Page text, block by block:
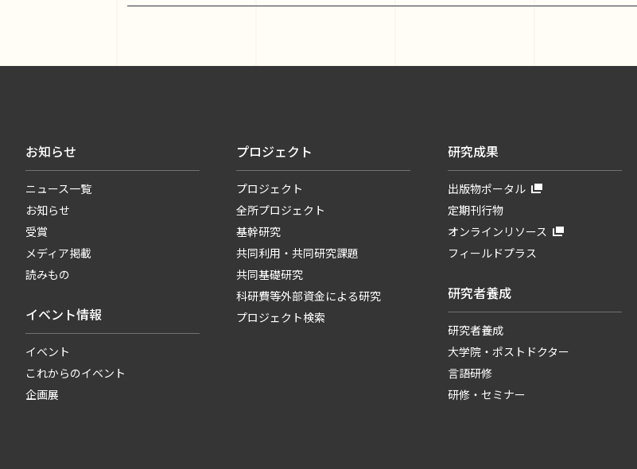
お知らせ
ニュース一覧
お知らせ
受賞
メディア掲載
読みもの
イベント情報
イベント
これからのイベント
企画展
プロジェクト
プロジェクト
全所プロジェクト
基幹研究
共同利用・共同研究課題
共同基礎研究
科研費等外部資金による研究
プロジェクト検索
研究成果
出版物ポータル
定期刊行物
オンラインリソース
フィールドプラス
研究者養成
研究者養成
大学院・ポストドクター
言語研修
研修・セミナー